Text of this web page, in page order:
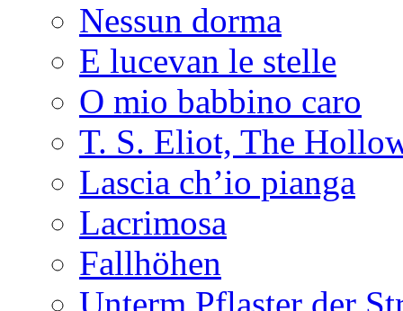
Nessun dorma
E lucevan le stelle
O mio babbino caro
T. S. Eliot, The
Lascia ch’io pianga
Lacrimosa
Fallhöhen